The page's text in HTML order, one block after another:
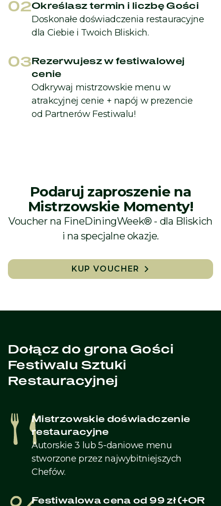
02Określasz termin i liczbę Gości
Doskonałe doświadczenia restauracyjne
dla Ciebie i Twoich Bliskich.
03 Rezerwujesz w festiwalowej
cenie
Odkrywaj mistrzowskie menu w
atrakcyjnej cenie + napój w prezencie
od Partnerów Festiwalu!
Podaruj zaproszenie na
Mistrzowskie Momenty!
Voucher na FineDiningWeek® - dla Bliskich
i na specjalne okazje.
KUP VOUCHER
Dołącz do grona Gości
Festiwalu Sztuki
Restauracyjnej
Mistrzowskie doświadczenie
restauracyjne
Autorskie 3 lub 5-daniowe menu
stworzone przez najwybitniejszych
Chefów.
Festiwalowa cena od 99 zł (+OR